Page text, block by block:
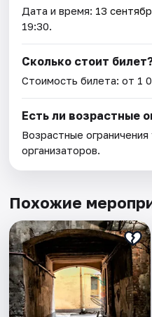
Дата и время: 13
19:30.
Сколько стоит
Стоимость билета: от 1
Есть ли возрастные
Возрастные
организаторов.
Похожие